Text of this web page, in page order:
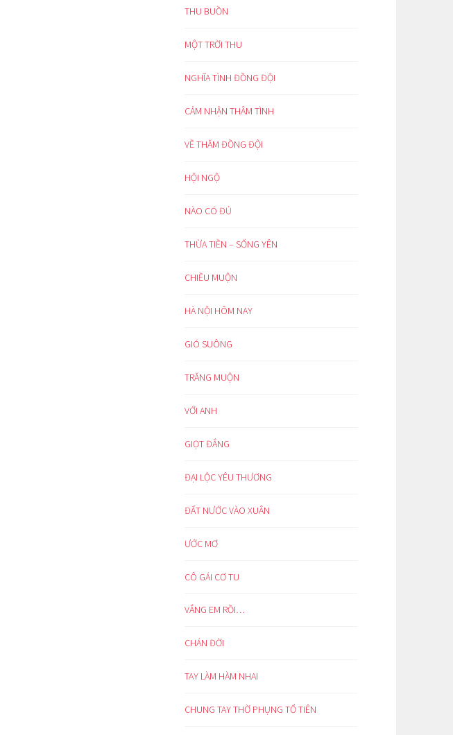
THU BUỒN
MỘT TRỜI THU
NGHĨA TÌNH ĐỒNG ĐỘI
CẢM NHẬN THÂM TÌNH
VỀ THĂM ĐỒNG ĐỘI
HỘI NGỘ
NÀO CÓ ĐỦ
THỪA TIỀN – SỐNG YÊN
CHIỀU MUỘN
HÀ NỘI HÔM NAY
GIÓ SUÔNG
TRĂNG MUỘN
VỚI ANH
GIỌT ĐẮNG
ĐẠI LỘC YÊU THƯƠNG
ĐẤT NƯỚC VÀO XUÂN
ƯỚC MƠ
CÔ GÁI CƠ TU
VẮNG EM RỒI…
CHÁN ĐỜI
TAY LÀM HÀM NHAI
CHUNG TAY THỜ PHỤNG TỔ TIÊN